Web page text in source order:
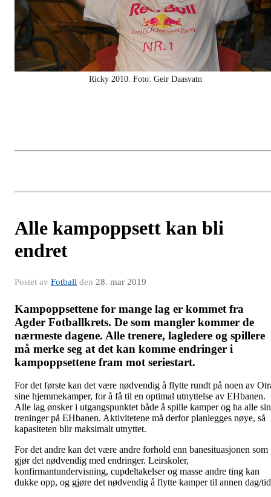
Ricky 2010. Foto: Geir Daasvatn
Alle kampoppsett kan bli
endret
Postet av Fotball den 28. mar 2019
Kampoppsettene for mange lag er kommet fra
Agder Fotballkrets. De som mangler kommer de
nærmeste dagene. Alle trenere, lagledere og spillere
må merke seg at det kan komme endringer i
kampoppsettene fram mot seriestart.
For det første kan det være nødvendig å flytte rundt på noen av
sine hjemmekamper, for å få til en optimal utnyttelse av EHbanen.
Alle lag ønsker i utgangspunktet både å spille kamper og ha alle
treninger på EHbanen. Aktivitetene må derfor planlegges nøye, så
kapasiteten blir maksimalt utnyttet.
For det andre kan det være andre forhold enn banesituasjonen som
gjør det nødvendig med endringer. Leirskoler,
konfirmantundervisning, cupdeltakelser og masse andre ting kan
dukke opp, og gjøre det nødvendig å flytte kamper til annen dag/